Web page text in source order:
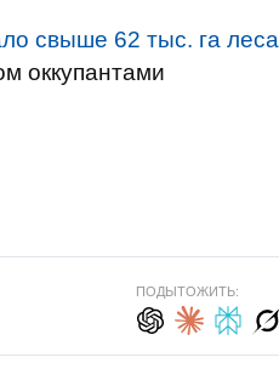
свыше 62 тыс. га леса
оккупантами
ПОДЫТОЖИТЬ: